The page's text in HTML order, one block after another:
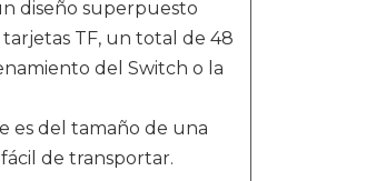
diseño superpuesto
TF, un total de 48
del Switch o la
es del tamaño de una
de transportar.